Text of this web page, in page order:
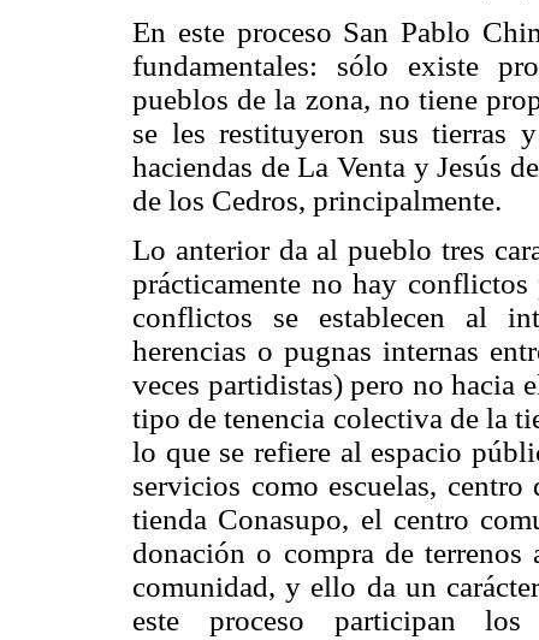
En este proceso San Pablo
fundamentales: sólo existe
pueblos de la zona, no tiene
se les restituyeron sus tierras
haciendas de La Venta y Jesús
de los Cedros, principalmente.
Lo anterior da al pueblo tres
prácticamente no hay
conflictos se establecen al
herencias o pugnas internas
veces partidistas) pero no hacia
tipo de tenencia colectiva de la
lo que se refiere al espacio
servicios como escuelas,
tienda Conasupo, el centro
donación o compra de
comunidad, y ello da un
este proceso participan